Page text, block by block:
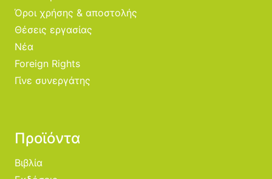
Όροι χρήσης & αποστολής
Θέσεις εργασίας
Νέα
Foreign Rights
Γίνε συνεργάτης
Προϊόντα
Βιβλία